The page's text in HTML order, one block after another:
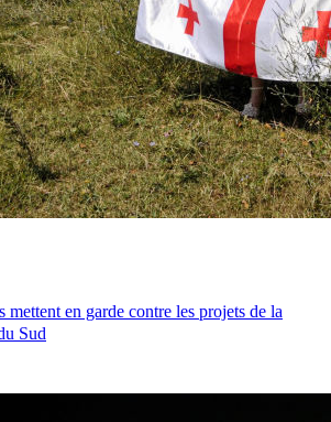
mettent en garde contre les projets de la
Sud